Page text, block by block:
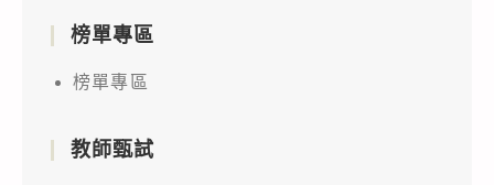
榜單專區
榜單專區
教師甄試